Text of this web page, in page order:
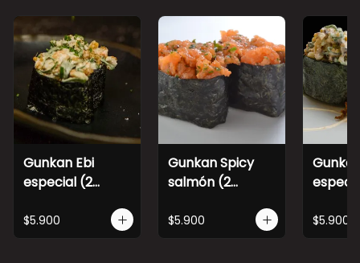
Gunkan Ebi
especial (2
$5.900
Gunkan Spicy
salmón (2
$5.900 $5.900